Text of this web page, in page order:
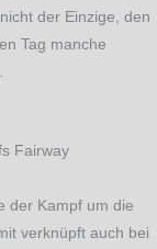
der Einzige, den
Tag manche
Fairway
der Kampf um die
verknüpft auch bei